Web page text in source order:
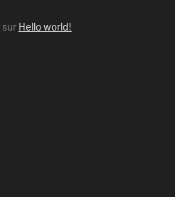
sur Hello world!